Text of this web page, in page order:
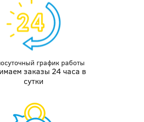
график работы
заказы 24 часа в
сутки